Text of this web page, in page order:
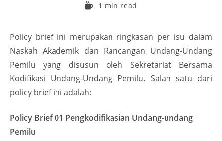
1 min read
Policy brief ini merupakan ringkasan per isu dalam
Naskah Akademik dan Rancangan Undang-Undang
Pemilu yang disusun oleh Sekretariat Bersama
Kodifikasi Undang-Undang Pemilu. Salah satu dari
policy brief ini adalah:
Policy Brief 01 Pengkodifikasian Undang-undang
Pemilu